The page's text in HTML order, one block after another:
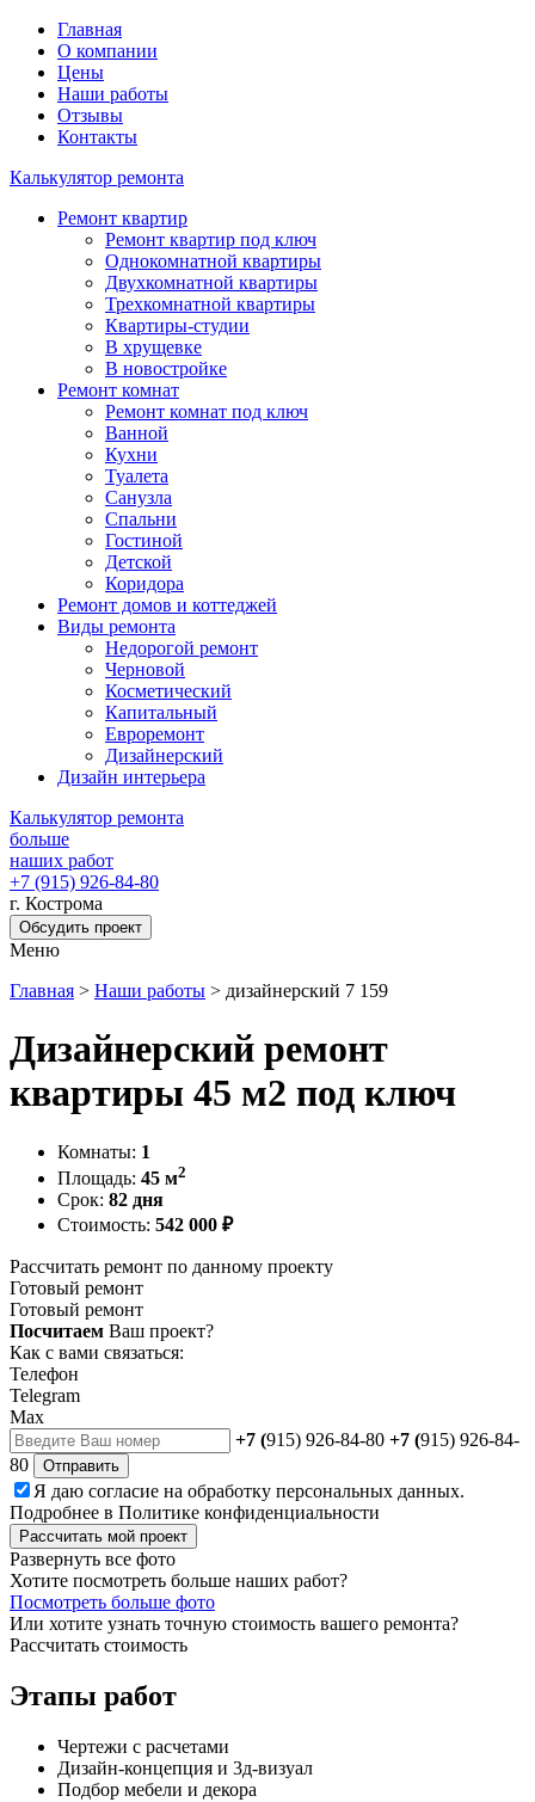
Главная
О компании
Цены
Наши работы
Отзывы
Контакты
Калькулятор ремонта
Ремонт квартир
Ремонт квартир под ключ
Однокомнатной квартиры
Двухкомнатной квартиры
Трехкомнатной квартиры
Квартиры-студии
В хрущевке
В новостройке
Ремонт комнат
Ремонт комнат под ключ
Ванной
Кухни
Туалета
Санузла
Спальни
Гостиной
Детской
Коридора
Ремонт домов и коттеджей
Виды ремонта
Недорогой ремонт
Черновой
Косметический
Капитальный
Евроремонт
Дизайнерский
Дизайн интерьера
Калькулятор ремонта
больше
наших работ
+7 (915) 926-84-80
г. Кострома
Обсудить проект
Меню
Главная > Наши работы > дизайнерский 7 159
Дизайнерский ремонт
квартиры 45 м2 под ключ
Комнаты: 1
Площадь: 45 м2
Срок: 82 дня
Стоимость: 542 000 ₽
Рассчитать ремонт по данному проекту
Готовый ремонт
Готовый ремонт
Посчитаем Ваш проект?
Как с вами связаться:
Телефон
Telegram
Max
+7 (915) 926-84-80 +7 (915) 926-84-
80
Отправить
Я даю согласие на обработку персональных данных.
Подробнее в Политике конфиденциальности
Рассчитать мой проект
Развернуть все фото
Хотите посмотреть больше наших работ?
Посмотреть больше фото
Или хотите узнать точную стоимость вашего ремонта?
Рассчитать стоимость
Этапы работ
Чертежи с расчетами
Дизайн-концепция и 3д-визуал
Подбор мебели и декора